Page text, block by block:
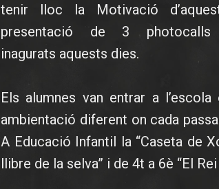
tenir lloc la Motivació
presentació de 3
inagurats aquests dies.
Els alumnes van entrar a
ambientació diferent on cada
A Educació Infantil la “Caseta de
llibre de la selva” i de 4t a 6è “El Rei